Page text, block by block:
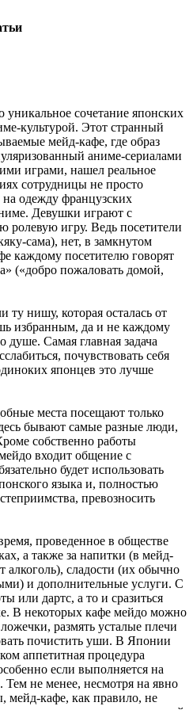
сочетание японских
культурой. Этот странный
мейд-кафе, где образ
аниме-сериалами
играми, нашел реальное
сотрудницы не просто
одежду французских
Девушки играют с
ролевую игру. Ведь посетители
сама), нет, в замкнутом
каждому посетителю говорят
(«добро пожаловать домой,
ту нишу, которая осталась от
избранным, да и не каждому
Самая главная задача
почувствовать себя
японцев это лучше
места посещают только
бывают самые разные люди,
собственно работы
входит общение с
будет использовать
языка и, полностью
превозносить
проведенное в обществе
а также за напитки (в мейд-
алкоголь), сладости (их обычно
и дополнительные услуги. С
или дартс, а то и сразиться
В некоторых кафе мейдо можно
размять усталые плечи
почистить уши. В Японии
аппетитная процедура
если выполняется на
не менее, несмотря на явно
мейд-кафе, как правило, не